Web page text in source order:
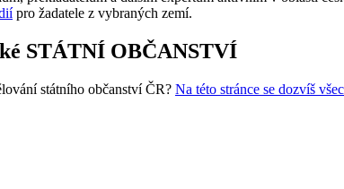
pro žadatele z vybraných zemí.
STÁTNÍ OBČANSTVÍ
státního občanství ČR? Na této stránce se dozvíš